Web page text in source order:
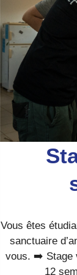
Vous êtes
sanctuaire
vous. ➡️ Stage
12